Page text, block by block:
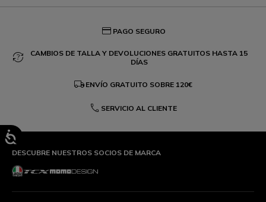
credit_card PAGO SEGURO
question_exchange
CAMBIOS DE TALLA Y DEVOLUCIONES GRATUITOS HASTA 15
DÍAS
local_shipping ENVÍO GRATUITO SOBRE 120€
phone SERVICIO AL CLIENTE
DESCUBRE NUESTROS SOCIOS DE MARCA